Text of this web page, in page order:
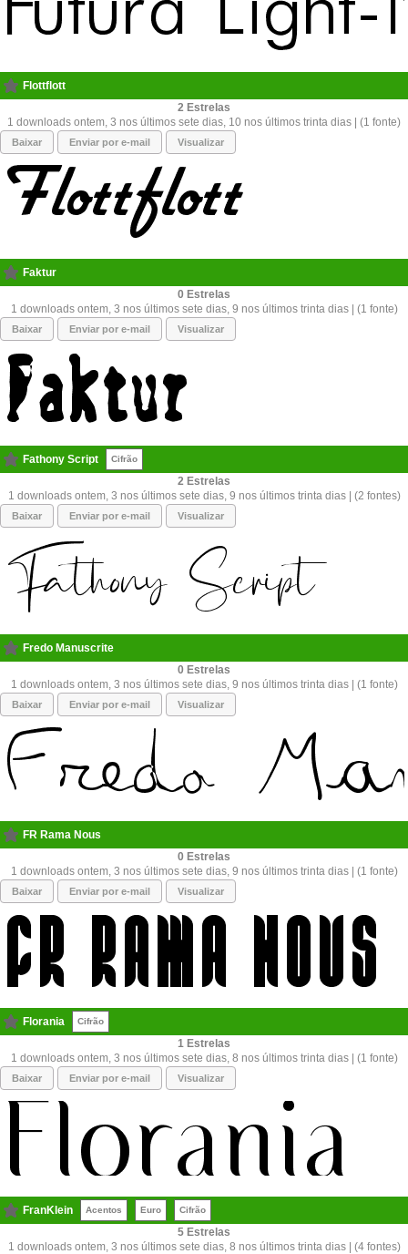
Flottflott
2
1 downloads ontem, 3 nos últimos sete dias, 10 nos últimos trinta dias | (1 fonte)
Baixar Enviar por e-mail Visualizar
Faktur
0
1 downloads ontem, 3 nos últimos sete dias, 9 nos últimos trinta dias | (1 fonte)
Baixar Enviar por e-mail Visualizar
Fathony Script Cifrão
2
1 downloads ontem, 3 nos últimos sete dias, 9 nos últimos trinta dias | (2 fontes)
Baixar Enviar por e-mail Visualizar
Fredo Manuscrite
0
1 downloads ontem, 3 nos últimos sete dias, 9 nos últimos trinta dias | (1 fonte)
Baixar Enviar por e-mail Visualizar
FR Rama Nous
0
1 downloads ontem, 3 nos últimos sete dias, 9 nos últimos trinta dias | (1 fonte)
Baixar Enviar por e-mail Visualizar
Florania Cifrão
1
1 downloads ontem, 3 nos últimos sete dias, 8 nos últimos trinta dias | (1 fonte)
Baixar Enviar por e-mail Visualizar
FranKlein Acentos Euro Cifrão
5
1 downloads ontem, 3 nos últimos sete dias, 8 nos últimos trinta dias | (4 fontes)